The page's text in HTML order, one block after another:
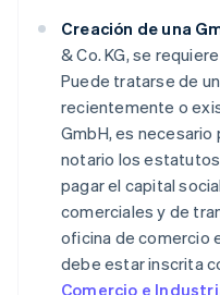
Creación de una
& Co. KG, se
Puede tratarse de
recientemente o
GmbH, es
notario los
pagar el capital
comerciales y de
oficina de comercio
debe estar inscrita
Comercio e